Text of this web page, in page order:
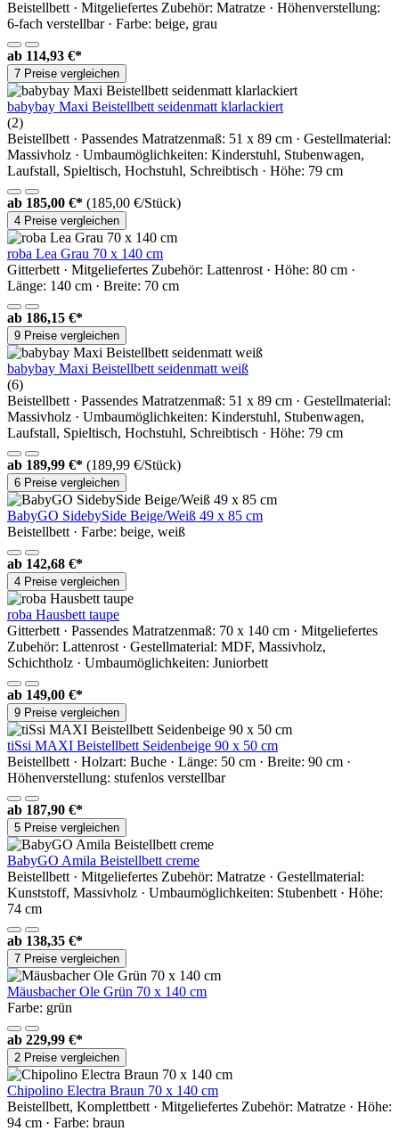
Beistellbett · Mitgeliefertes Zubehör: Matratze · Höhenverstellung:
6-fach verstellbar · Farbe: beige, grau
ab 114,93 €*
7 Preise vergleichen
babybay Maxi Beistellbett seidenmatt klarlackiert
(2)
Beistellbett · Passendes Matratzenmaß: 51 x 89 cm · Gestellmaterial:
Massivholz · Umbaumöglichkeiten: Kinderstuhl, Stubenwagen,
Laufstall, Spieltisch, Hochstuhl, Schreibtisch · Höhe: 79 cm
ab 185,00 €* (185,00 €/Stück)
4 Preise vergleichen
roba Lea Grau 70 x 140 cm
Gitterbett · Mitgeliefertes Zubehör: Lattenrost · Höhe: 80 cm ·
Länge: 140 cm · Breite: 70 cm
ab 186,15 €*
9 Preise vergleichen
babybay Maxi Beistellbett seidenmatt weiß
(6)
Beistellbett · Passendes Matratzenmaß: 51 x 89 cm · Gestellmaterial:
Massivholz · Umbaumöglichkeiten: Kinderstuhl, Stubenwagen,
Laufstall, Spieltisch, Hochstuhl, Schreibtisch · Höhe: 79 cm
ab 189,99 €* (189,99 €/Stück)
6 Preise vergleichen
BabyGO SidebySide Beige/Weiß 49 x 85 cm
Beistellbett · Farbe: beige, weiß
ab 142,68 €*
4 Preise vergleichen
roba Hausbett taupe
Gitterbett · Passendes Matratzenmaß: 70 x 140 cm · Mitgeliefertes
Zubehör: Lattenrost · Gestellmaterial: MDF, Massivholz,
Schichtholz · Umbaumöglichkeiten: Juniorbett
ab 149,00 €*
9 Preise vergleichen
tiSsi MAXI Beistellbett Seidenbeige 90 x 50 cm
Beistellbett · Holzart: Buche · Länge: 50 cm · Breite: 90 cm ·
Höhenverstellung: stufenlos verstellbar
ab 187,90 €*
5 Preise vergleichen
BabyGO Amila Beistellbett creme
Beistellbett · Mitgeliefertes Zubehör: Matratze · Gestellmaterial:
Kunststoff, Massivholz · Umbaumöglichkeiten: Stubenbett · Höhe:
74 cm
ab 138,35 €*
7 Preise vergleichen
Mäusbacher Ole Grün 70 x 140 cm
Farbe: grün
ab 229,99 €*
2 Preise vergleichen
Chipolino Electra Braun 70 x 140 cm
Beistellbett, Komplettbett · Mitgeliefertes Zubehör: Matratze · Höhe:
94 cm · Farbe: braun